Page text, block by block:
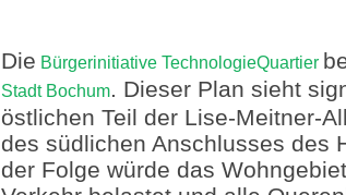
Die Bürgerinitiative TechnologieQuartier
Stadt Bochum. Dieser Plan sieht
östlichen Teil der Lise-Meitner-
des südlichen Anschlusses des
der Folge würde das